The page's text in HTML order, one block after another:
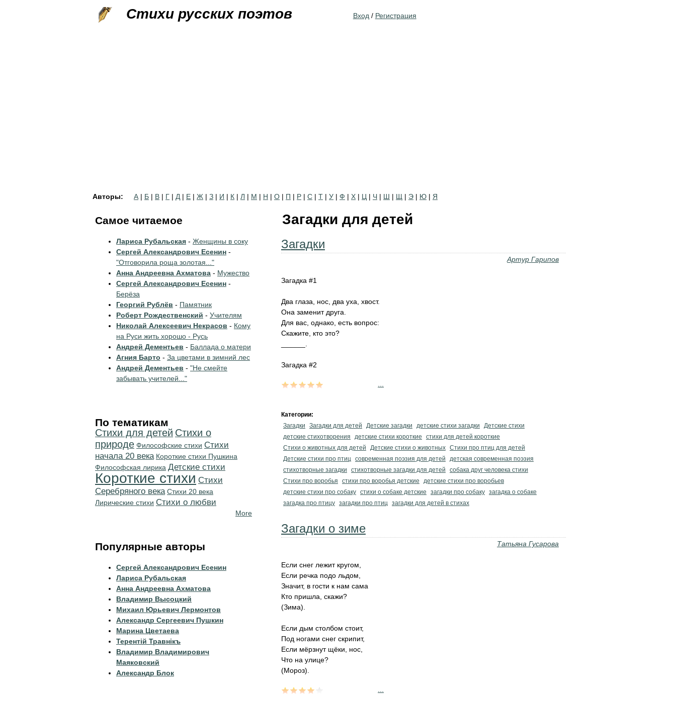
Стихи русских поэтов Вход / Регистрация
Авторы: А | Б | В | Г | Д | Е | Ж | З | И | К | Л | М | Н | О | П | Р | С | Т | У | Ф | Х | Ц | Ч | Ш | Щ | Э | Ю | Я
Загадки для детей
Загадки
Артур Гарипов
Загадка #1
Два глаза, нос, два уха, хвост.
Она заменит друга.
Для вас, однако, есть вопрос:
Скажите, кто это?
Загадка #2
Категории:
Загадки
Загадки для детей Детские загадки детские стихи загадки
Детские стихи
детские стихотворения
детские стихи короткие
стихи для детей короткие
Стихи о животных для детей
Детские стихи о животных Стихи про птиц для детей
Детские стихи про птиц современная поэзия для детей
детская современная поэзия
стихотворные загадки
стихотворные загадки для детей
собака друг человека стихи
Стихи про воробья
стихи про воробья детские
детские стихи про воробьев
детские стихи про собаку стихи о собаке детские загадки про собаку загадка о собаке
загадка про птицу загадки про птиц загадки для детей в стихах
Загадки о зиме
Татьяна Гусарова
Если снег лежит кругом,
Если речка подо льдом,
Значит, в гости к нам сама
Кто пришла, скажи?
(Зима).
Если дым столбом стоит,
Под ногами снег скрипит,
Если мёрзнут щёки, нос,
Что на улице?
(Мороз).
Самое читаемое
Лариса Рубальская - Женщины в соку
Сергей Александрович Есенин -
"Отговорила роща золотая..."
Анна Андреевна Ахматова - Мужество
Сергей Александрович Есенин -
Берёза
Георгий Рублёв - Памятник
Роберт Рождественский - Учителям
Николай Алексеевич Некрасов - Кому
на Руси жить хорошо - Русь
Андрей Дементьев - Баллада о матери
Агния Барто - За цветами в зимний лес
Андрей Дементьев - "Не смейте
забывать учителей..."
По тематикам
Стихи для детей Стихи о
природе Философские стихи Cтихи
начала 20 века Короткие стихи Пушкина
Философская лирика Детские стихи
Короткие стихи Cтихи
Серебряного века Стихи 20 века
Лирические стихи Стихи о любви
More
Популярные авторы
Сергей Александрович Есенин
Лариса Рубальская
Анна Андреевна Ахматова
Владимир Высоцкий
Михаил Юрьевич Лермонтов
Александр Сергеевич Пушкин
Марина Цветаева
Терентiй Травнiкъ
Владимир Владимирович
Маяковский
Александр Блок